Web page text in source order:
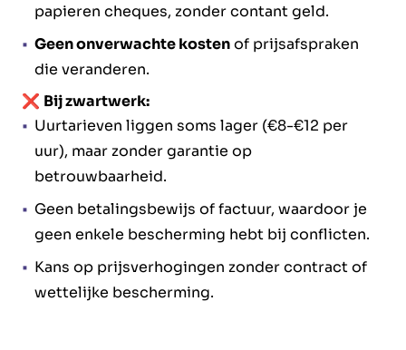
papieren cheques, zonder contant geld.
Geen onverwachte kostenof prijsafspraken
die veranderen.
❌ Bij zwartwerk:
Uurtarieven liggen soms lager (€8-€12 per
uur), maar zonder garantie op
betrouwbaarheid.
Geen betalingsbewijs of factuur, waardoor je
geen enkele bescherming hebt bij conflicten.
Kans op prijsverhogingen zonder contract of
wettelijke bescherming.